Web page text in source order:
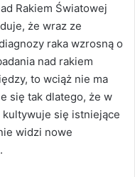
Rakiem Światowej
że wraz ze
raka wzrosną o
nad rakiem
to wciąż nie ma
się tak dlatego, że w
kultywuje się istniejące
widzi nowe